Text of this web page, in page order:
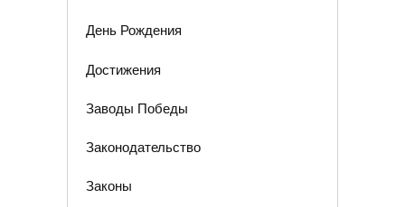
День Рождения
Достижения
Заводы Победы
Законодательство
Законы